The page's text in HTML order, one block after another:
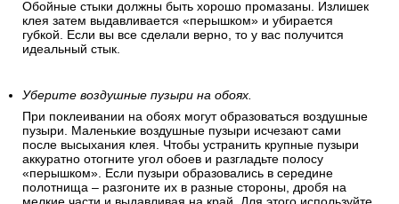
Обойные стыки должны быть хорошо промазаны. Излишек
клея затем выдавливается «перышком» и убирается
губкой. Если вы все сделали верно, то у вас получится
идеальный стык.
Уберите воздушные пузыри на обоях.
При поклеивании на обоях могут образоваться воздушные
пузыри. Маленькие воздушные пузыри исчезают сами
после высыхания клея. Чтобы устранить крупные пузыри
аккуратно отогните угол обоев и разгладьте полосу
«перышком». Если пузыри образовались в середине
полотнища – разгоните их в разные стороны, дробя на